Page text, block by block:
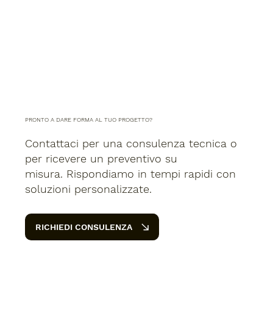
PRONTO A DARE FORMA AL TUO PROGETTO?
Contattaci per una consulenza tecnica o
per ricevere un preventivo su
misura. Rispondiamo in tempi rapidi con
soluzioni personalizzate.
RICHIEDI CONSULENZA